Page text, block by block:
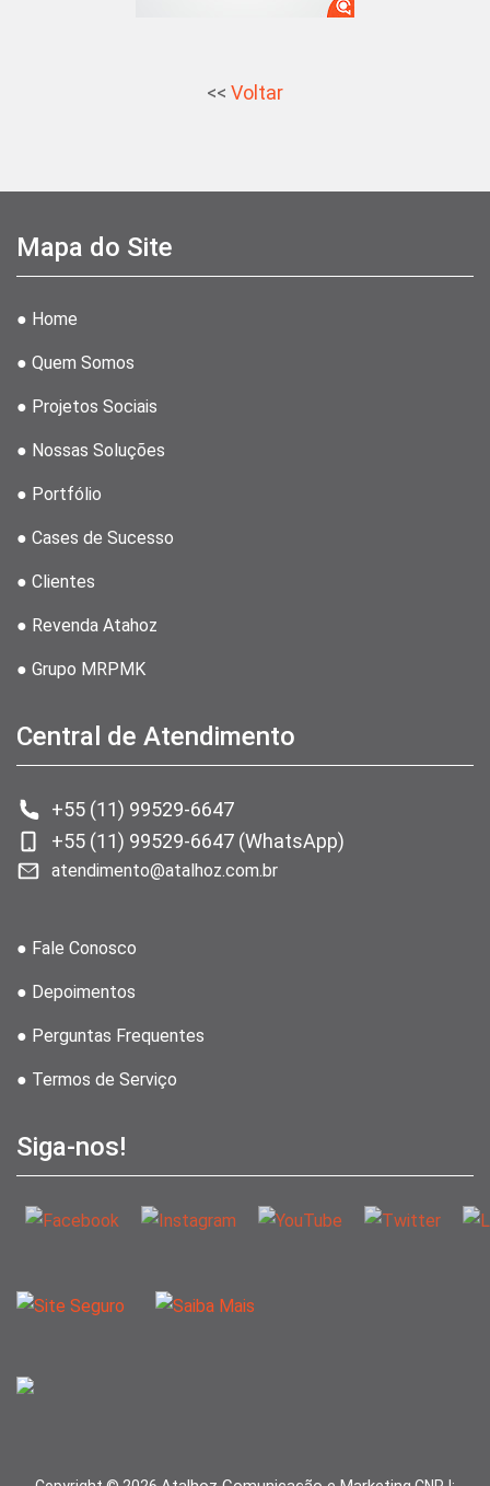
<< Voltar
Mapa do Site
● Home
● Quem Somos
● Projetos Sociais
● Nossas Soluções
● Portfólio
● Cases de Sucesso
● Clientes
● Revenda Atahoz
● Grupo MRPMK
Central de Atendimento
+55 (11) 99529-6647
+55 (11) 99529-6647 (WhatsApp)
atendimento@atalhoz.com.br
● Fale Conosco
● Depoimentos
● Perguntas Frequentes
● Termos de Serviço
Siga-nos!